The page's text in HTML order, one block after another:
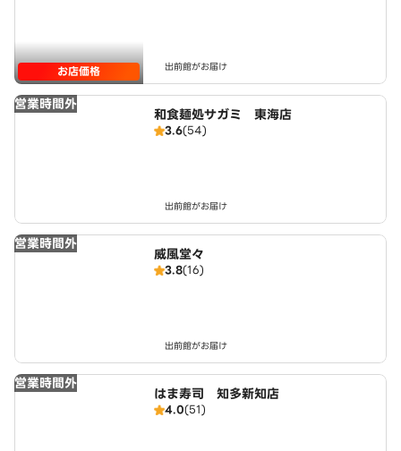
お店価格 出前館がお届け
営業時間外
和食麺処サガミ 東海店
3.6(54)
出前館がお届け
営業時間外
威風堂々
3.8(16)
出前館がお届け
営業時間外
はま寿司 知多新知店
4.0(51)